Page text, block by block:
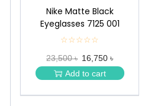
Nike Matte Black
Eyeglasses 7125 001
☆☆☆☆☆
★
★
★
★
23,500 ৳ 16,750 ৳
Add to cart